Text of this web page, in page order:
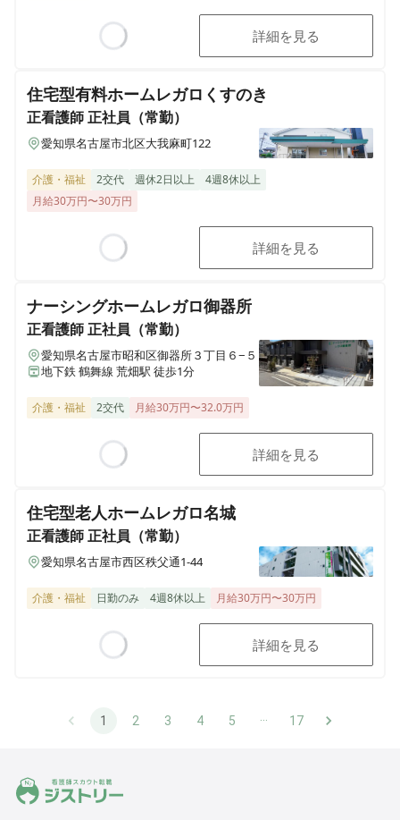
詳細を見る
住宅型有料ホームレガロくすのき
正看護師正社員（常勤）
愛知県名古屋市北区大我麻町122
介護・福祉 2交代 週休2日以上
4週8休以上
月給30万円〜30万円
詳細を見る
ナーシングホームレガロ御器所
正看護師正社員（常勤）
愛知県名古屋市昭和区御器所３丁目６−５
地下鉄 鶴舞線 荒畑駅 徒歩1分
介護・福祉 2交代 月給30万円〜32.0万円
詳細を見る
住宅型老人ホームレガロ名城
正看護師正社員（常勤）
愛知県名古屋市西区秩父通1-44
介護・福祉 日勤のみ 4週8休以上 月給30万円〜30万円
詳細を見る
1 2 3 4 5 17
ジストリー 看護師の転職マッチング